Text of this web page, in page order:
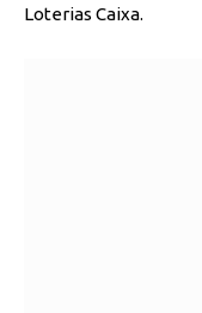
Loterias Caixa.